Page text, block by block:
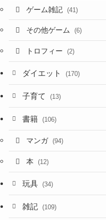
ゲーム雑記 (41)
その他ゲーム (6)
トロフィー (2)
ダイエット (170)
子育て (13)
書籍 (106)
マンガ (94)
本 (12)
玩具 (34)
雑記 (109)